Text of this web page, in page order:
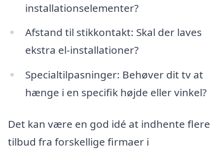
installationselementer?
Afstand til stikkontakt: Skal der laves
ekstra el-installationer?
Specialtilpasninger: Behøver dit tv at
hænge i en specifik højde eller vinkel?
Det kan være en god idé at indhente flere
tilbud fra forskellige firmaer i